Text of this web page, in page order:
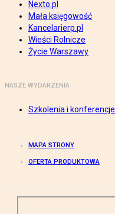
Nexto.pl
Mała księgowość
Kancelarierp.pl
Wieści Rolnicze
Życie Warszawy
NASZE WYDARZENIA
Szkolenia i konferencje
MAPA STRONY
OFERTA PRODUKTOWA